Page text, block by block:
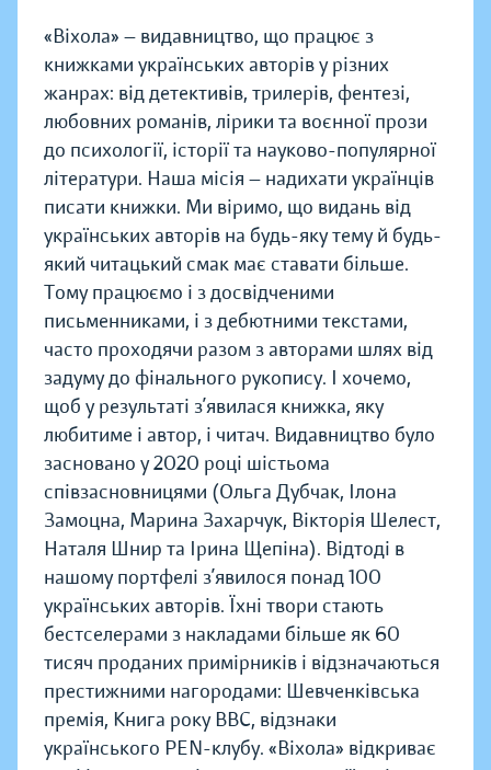
«Віхола» — видавництво, що працює з
книжками українських авторів у різних
жанрах: від детективів, трилерів, фентезі,
любовних романів, лірики та воєнної прози
до психології, історії та науково-популярної
літератури. Наша місія — надихати українців
писати книжки. Ми віримо, що видань від
українських авторів на будь-яку тему й будь-
який читацький смак має ставати більше.
Тому працюємо і з досвідченими
письменниками, і з дебютними текстами,
часто проходячи разом з авторами шлях від
задуму до фінального рукопису. І хочемо,
щоб у результаті з’явилася книжка, яку
любитиме і автор, і читач. Видавництво було
засновано у 2020 році шістьома
співзасновницями (Ольга Дубчак, Ілона
Замоцна, Марина Захарчук, Вікторія Шелест,
Наталя Шнир та Ірина Щепіна). Відтоді в
нашому портфелі з’явилося понад 100
українських авторів. Їхні твори стають
бестселерами з накладами більше як 60
тисяч проданих примірників і відзначаються
престижними нагородами: Шевченківська
премія, Книга року BBC, відзнаки
українського PEN-клубу. «Віхола» відкриває